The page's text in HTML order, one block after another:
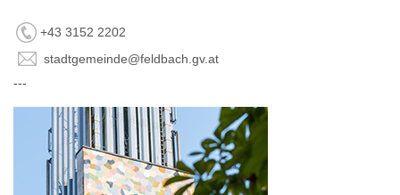
+43 3152 2202
stadtgemeinde@feldbach.gv.at
---